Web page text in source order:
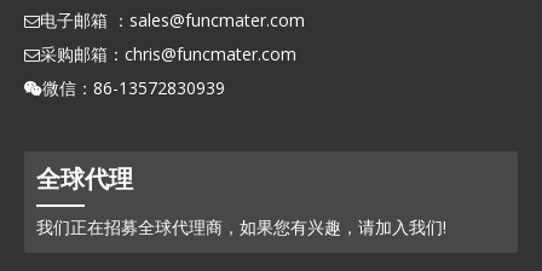
电子邮箱 ： sales@funcmater.com
采购邮箱： chris@funcmater.com
微信：86-13572830939
全球代理
我们正在招募全球代理商，如果您有兴趣，请加入我们!